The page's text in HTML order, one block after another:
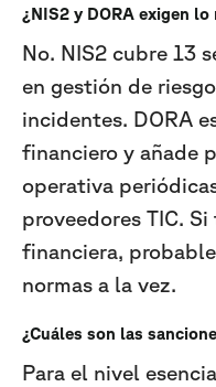
¿NIS2 y DORA exigen lo
No. NIS2 cubre 13
en gestión de
incidentes. DORA
financiero y añade
operativa
proveedores TIC.
financiera,
normas a la vez.
¿Cuáles son las
Para el nivel